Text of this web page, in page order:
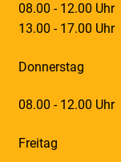
08.00 - 12.00 Uhr
13.00 - 17.00 Uhr
Donnerstag
08.00 - 12.00 Uhr
Freitag